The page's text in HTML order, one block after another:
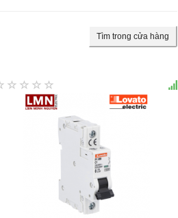
Tìm trong cửa hàng